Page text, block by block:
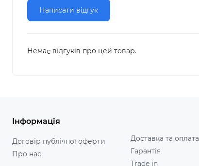
Написати відгук
Немає відгуків про цей товар.
Інформація
Договір публічної оферти
Про нас
Доставка та оплата
Гарантія
Trade in